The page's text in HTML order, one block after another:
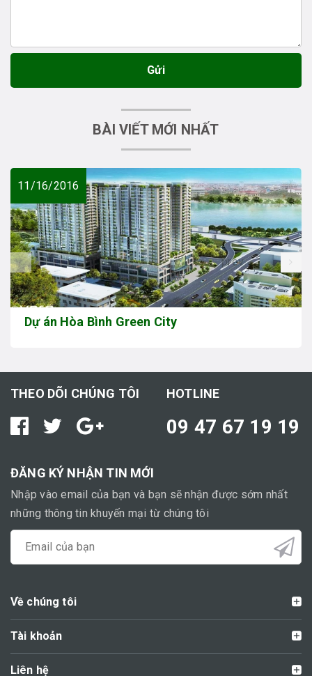
Gửi
BÀI VIẾT MỚI NHẤT
11/16/2016
Dự án Hòa Bình Green City
prev
THEO DÕI CHÚNG TÔI HOTLINE
09 47 67 19 19
ĐĂNG KÝ NHẬN TIN MỚI
Nhập vào email của bạn và bạn sẽ nhận được sớm nhất
những thông tin khuyến mại từ chúng tôi
Về chúng tôi
Tài khoản
Liên hệ